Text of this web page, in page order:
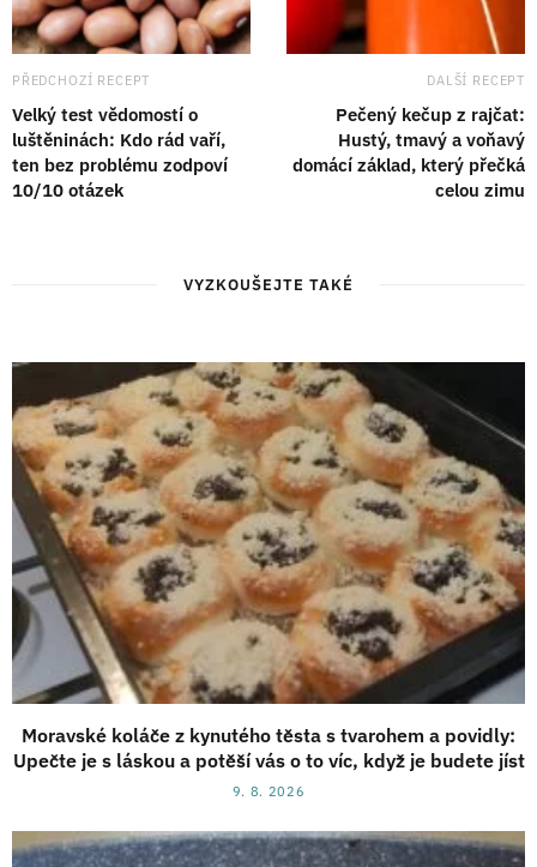
PŘEDCHOZÍ RECEPT
Velký test vědomostí o
luštěninách: Kdo rád vaří,
ten bez problému zodpoví
10/10 otázek
DALŠÍ RECEPT
Pečený kečup z rajčat:
Hustý, tmavý a voňavý
domácí základ, který přečká
celou zimu
VYZKOUŠEJTE TAKÉ
Moravské koláče z kynutého těsta s tvarohem a povidly:
Upečte je s láskou a potěší vás o to víc, když je budete jíst
9. 8. 2026